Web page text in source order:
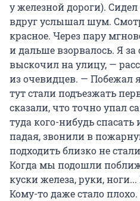
у железной дороги).
вдруг услышал шум.
красное. Через пару
и дальше взорвалось. Я за
выскочил на улицу, —
из очевидцев. — Побежал
тут стали подъезжать
сказали, что точно упал
туда кого-нибудь
падая, звонили в
подходить близко не
Когда мы подошли
куски железа, руки,
Кому-то даже стало